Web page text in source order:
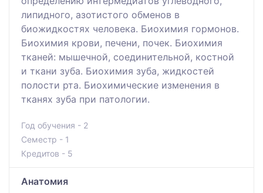
липидного, азотистого обменов в
биожидкостях человека. Биохимия гормонов.
Биохимия крови, печени, почек. Биохимия
тканей: мышечной, соединительной, костной
и ткани зуба. Биохимия зуба, жидкостей
полости рта. Биохимические изменения в
тканях зуба при патологии.
Год обучения - 2
Семестр - 1
Кредитов - 5
Анатомия